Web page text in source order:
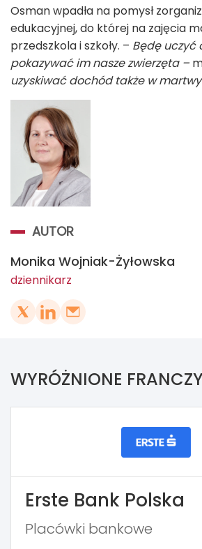
Osman wpadła na pomysł
edukacyjnej, do której na zajęcia
przedszkola i szkoły. – Będę uczyć
pokazywać im nasze zwierzęta –
uzyskiwać dochód także w
AUTOR
Monika Wojniak-Żyłowska
dziennikarz
WYRÓŻNIONE
Erste Bank Polska
Placówki bankowe